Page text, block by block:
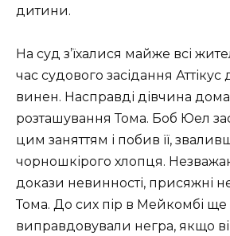
дитини.
На суд з’їхалися майже всі
час судового засідання
винен. Насправді дівчина
розташування Тома. Боб Юел
цим заняттям і побив її,
чорношкірого хлопця.
докази невинності, присяжні
Тома. До сих пір в Мейкомбі ще
виправдовували негра, якщо